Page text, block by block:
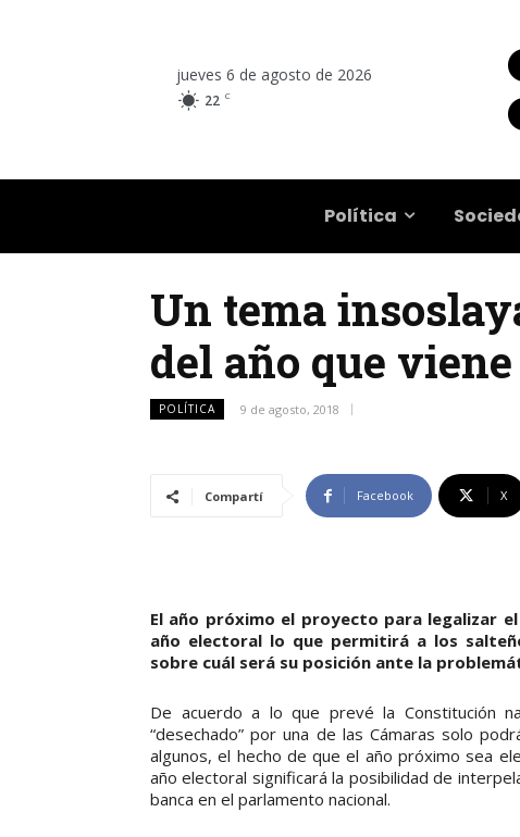
jueves 6 de agosto de 2026
22 C
Política
Un tema
del año que
POLÍTICA 9 de agosto, 2018
Compartí Facebook X
El año próximo el proyecto para legalizar
año electoral lo que permitirá a los
sobre cuál será su posición ante la
De acuerdo a lo que prevé la Constitución
“desechado” por una de las Cámaras solo
algunos, el hecho de que el año próximo sea
año electoral significará la posibilidad de
banca en el parlamento nacional.